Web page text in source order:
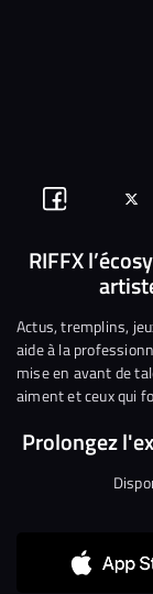
Continuer sans
Suivez-
nous
RIFFX
Actus, tremplins,
aide à la
mise en avant de
aiment et ceux qui
Prolongez